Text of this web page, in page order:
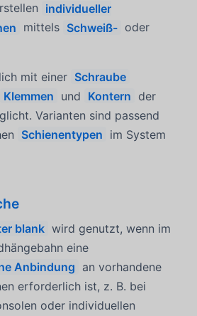
individueller
mittels Schweiß- oder
mit einer Schraube
Klemmen und Kontern der
Varianten sind passend
Schienentypen im System
blank wird genutzt, wenn im
eine
Anbindung an vorhandene
erforderlich ist, z. B. bei
oder individuellen